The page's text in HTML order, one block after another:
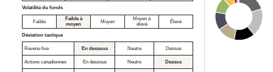
Volatilité du fonds
Faible
Faible à
moyen
Moyen
Moyen à
élevé
Élevé
Déviation tactique
Revenu fixe En dessous Neutre Dessus
Actions canadiennes En dessous Neutre Dessus